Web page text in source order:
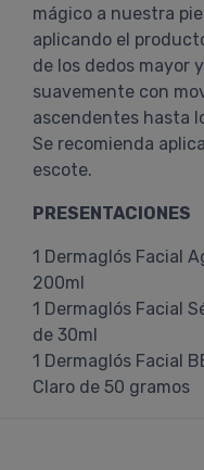
mágico a nuestra
aplicando el
de los dedos mayor
suavemente con
ascendentes hasta
Se recomienda
escote.
PRESENTACIONES
1 Dermaglós Facial
200ml
1 Dermaglós Facial
de 30ml
1 Dermaglós Facial
Claro de 50 gramos